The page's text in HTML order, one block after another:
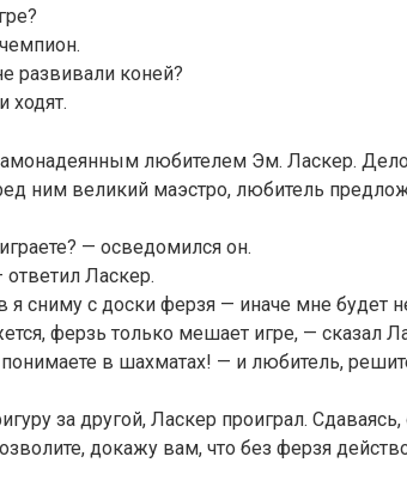
развивали коней?
ходят.
любителем Эм. Ласкер.
ним великий маэстро, любитель
— осведомился он.
Ласкер.
я сниму с доски ферзя — иначе мне будет
ферзь только мешает игре, — сказал
в шахматах! — и любитель,
за другой, Ласкер проиграл. Сдаваясь,
докажу вам, что без ферзя